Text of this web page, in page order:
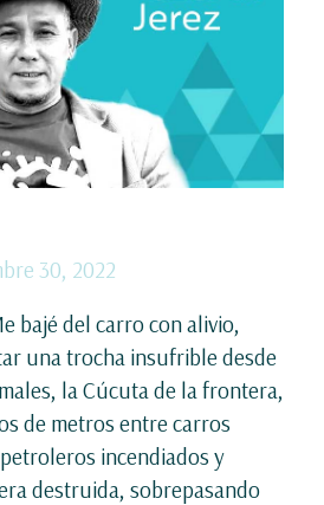
30, 2022
bajé del carro con alivio,
una trocha insufrible desde
la Cúcuta de la frontera,
de metros entre carros
incendiados y
destruida, sobrepasando